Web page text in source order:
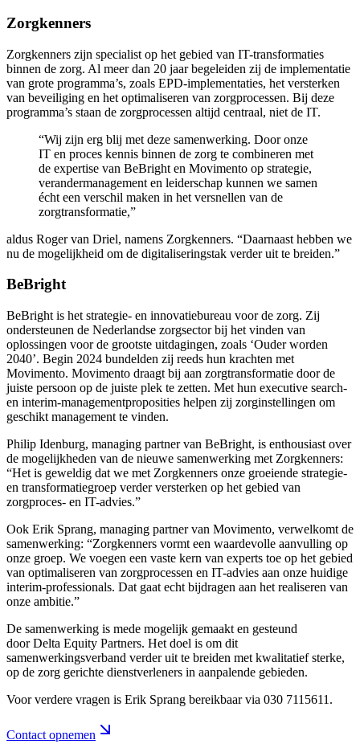
Zorgkenners
Zorgkenners zijn specialist op het gebied van IT-transformaties
binnen de zorg. Al meer dan 20 jaar begeleiden zij de implementatie
van grote programma’s, zoals EPD-implementaties, het versterken
van beveiliging en het optimaliseren van zorgprocessen. Bij deze
programma’s staan de zorgprocessen altijd centraal, niet de IT.
“Wij zijn erg blij met deze samenwerking. Door onze
IT en proces kennis binnen de zorg te combineren met
de expertise van BeBright en Movimento op strategie,
verandermanagement en leiderschap kunnen we samen
écht een verschil maken in het versnellen van de
zorgtransformatie,”
aldus Roger van Driel, namens Zorgkenners. “Daarnaast hebben we
nu de mogelijkheid om de digitaliseringstak verder uit te breiden.”
BeBright
BeBright is het strategie- en innovatiebureau voor de zorg. Zij
ondersteunen de Nederlandse zorgsector bij het vinden van
oplossingen voor de grootste uitdagingen, zoals ‘Ouder worden
2040’. Begin 2024 bundelden zij reeds hun krachten met
Movimento. Movimento draagt bij aan zorgtransformatie door de
juiste persoon op de juiste plek te zetten. Met hun executive search-
en interim-managementproposities helpen zij zorginstellingen om
geschikt management te vinden.
Philip Idenburg, managing partner van BeBright, is enthousiast over
de mogelijkheden van de nieuwe samenwerking met Zorgkenners:
“Het is geweldig dat we met Zorgkenners onze groeiende strategie-
en transformatiegroep verder versterken op het gebied van
zorgproces- en IT-advies.”
Ook Erik Sprang, managing partner van Movimento, verwelkomt de
samenwerking: “Zorgkenners vormt een waardevolle aanvulling op
onze groep. We voegen een vaste kern van experts toe op het gebied
van optimaliseren van zorgprocessen en IT-advies aan onze huidige
interim-professionals. Dat gaat echt bijdragen aan het realiseren van
onze ambitie.”
De samenwerking is mede mogelijk gemaakt en gesteund
door Delta Equity Partners. Het doel is om dit
samenwerkingsverband verder uit te breiden met kwalitatief sterke,
op de zorg gerichte dienstverleners in aanpalende gebieden.
Voor verdere vragen is Erik Sprang bereikbaar via 030 7115611.
Contact opnemen